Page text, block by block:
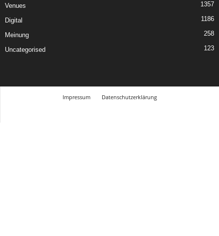
Venues 1357
Digital 1186
Meinung 258
Uncategorised 123
Impressum
Datenschutzerklärung